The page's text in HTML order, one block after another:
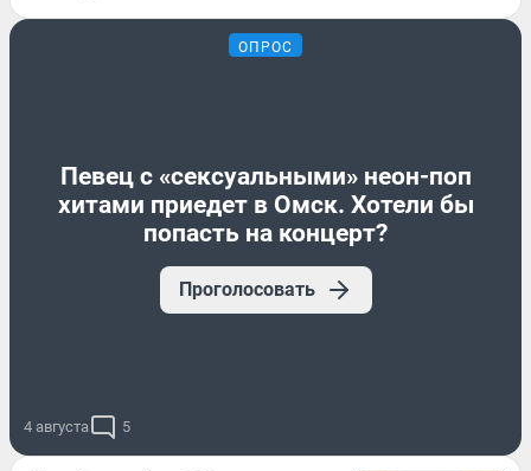
ОПРОС
Певец с «сексуальными» неон-поп
хитами приедет в Омск. Хотели бы
попасть на концерт?
Проголосовать
4 августа 5